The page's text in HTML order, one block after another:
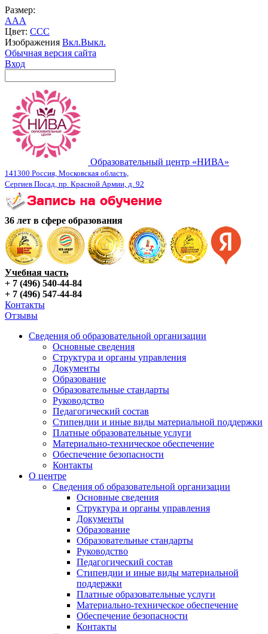
Размер:
AAA
Цвет: CCC
Изображения Вкл.Выкл.
Обычная версия сайта
Вход
Образовательный центр «НИВА»
141300 Россия, Московская область,
Сергиев Посад, пр. Красной Армии, д. 92
36 лет в сфере образования
Учебная часть
+ 7 (496) 540-44-84
+ 7 (496) 547-44-84
Контакты
Отзывы
Сведения об образовательной организации
Основные сведения
Структура и органы управления
Документы
Образование
Образовательные стандарты
Руководство
Педагогический состав
Стипендии и иные виды материальной поддержки
Платные образовательные услуги
Материально-техническое обеспечение
Обеспечение безопасности
Контакты
О центре
Сведения об образовательной организации
Основные сведения
Структура и органы управления
Документы
Образование
Образовательные стандарты
Руководство
Педагогический состав
Стипендии и иные виды материальной
поддержки
Платные образовательные услуги
Материально-техническое обеспечение
Обеспечение безопасности
Контакты